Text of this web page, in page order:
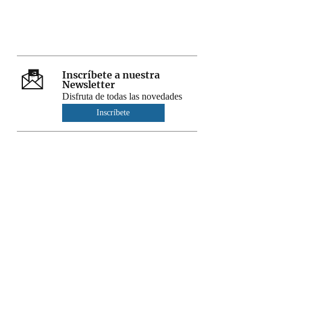
Inscríbete a nuestra
Newsletter
Disfruta de todas las novedades
Inscríbete